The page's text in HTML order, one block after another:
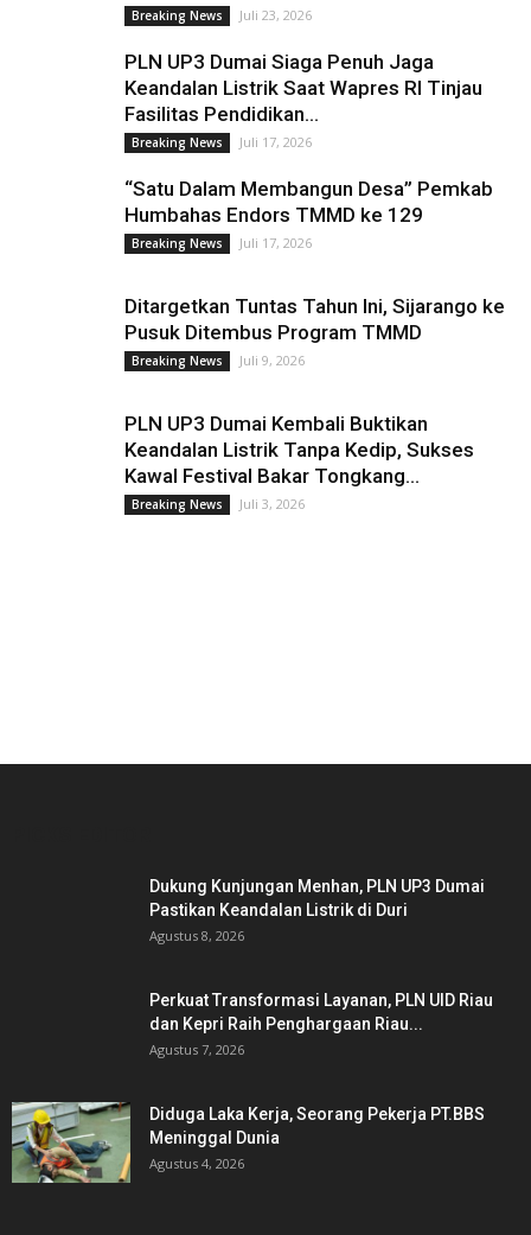
Breaking News Juli 23, 2026
PLN UP3 Dumai Siaga Penuh Jaga
Keandalan Listrik Saat Wapres RI Tinjau
Fasilitas Pendidikan...
Breaking News Juli 17, 2026
“Satu Dalam Membangun Desa” Pemkab
Humbahas Endors TMMD ke 129
Breaking News Juli 17, 2026
Ditargetkan Tuntas Tahun Ini, Sijarango ke
Pusuk Ditembus Program TMMD
Breaking News Juli 9, 2026
PLN UP3 Dumai Kembali Buktikan
Keandalan Listrik Tanpa Kedip, Sukses
Kawal Festival Bakar Tongkang...
Breaking News Juli 3, 2026
Dukung Kunjungan Menhan, PLN UP3 Dumai
Pastikan Keandalan Listrik di Duri
Agustus 8, 2026
Perkuat Transformasi Layanan, PLN UID Riau
dan Kepri Raih Penghargaan Riau...
Agustus 7, 2026
Diduga Laka Kerja, Seorang Pekerja PT.BBS
Meninggal Dunia
Agustus 4, 2026